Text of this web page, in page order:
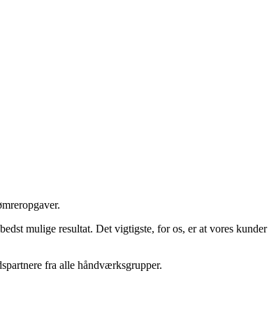
mulige resultat. Det vigtigste, for os, er at vores kunder
fra alle håndværksgrupper.